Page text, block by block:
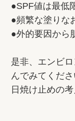
●SPF値は最低
●頻繁な塗りな
●外的要因から
是非、エンビ
んでみてくださ
日焼け止めの